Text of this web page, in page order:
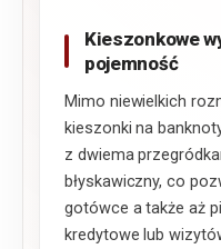
Kieszonkowe
pojemność
Mimo niewielkich
kieszonki na
z dwiema
błyskawiczny, co
gotówce a także aż
kredytowe lub